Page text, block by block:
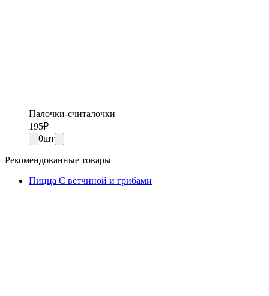
Палочки-считалочки
195₽
0шт
Рекомендованные товары
Пицца С ветчиной и грибами